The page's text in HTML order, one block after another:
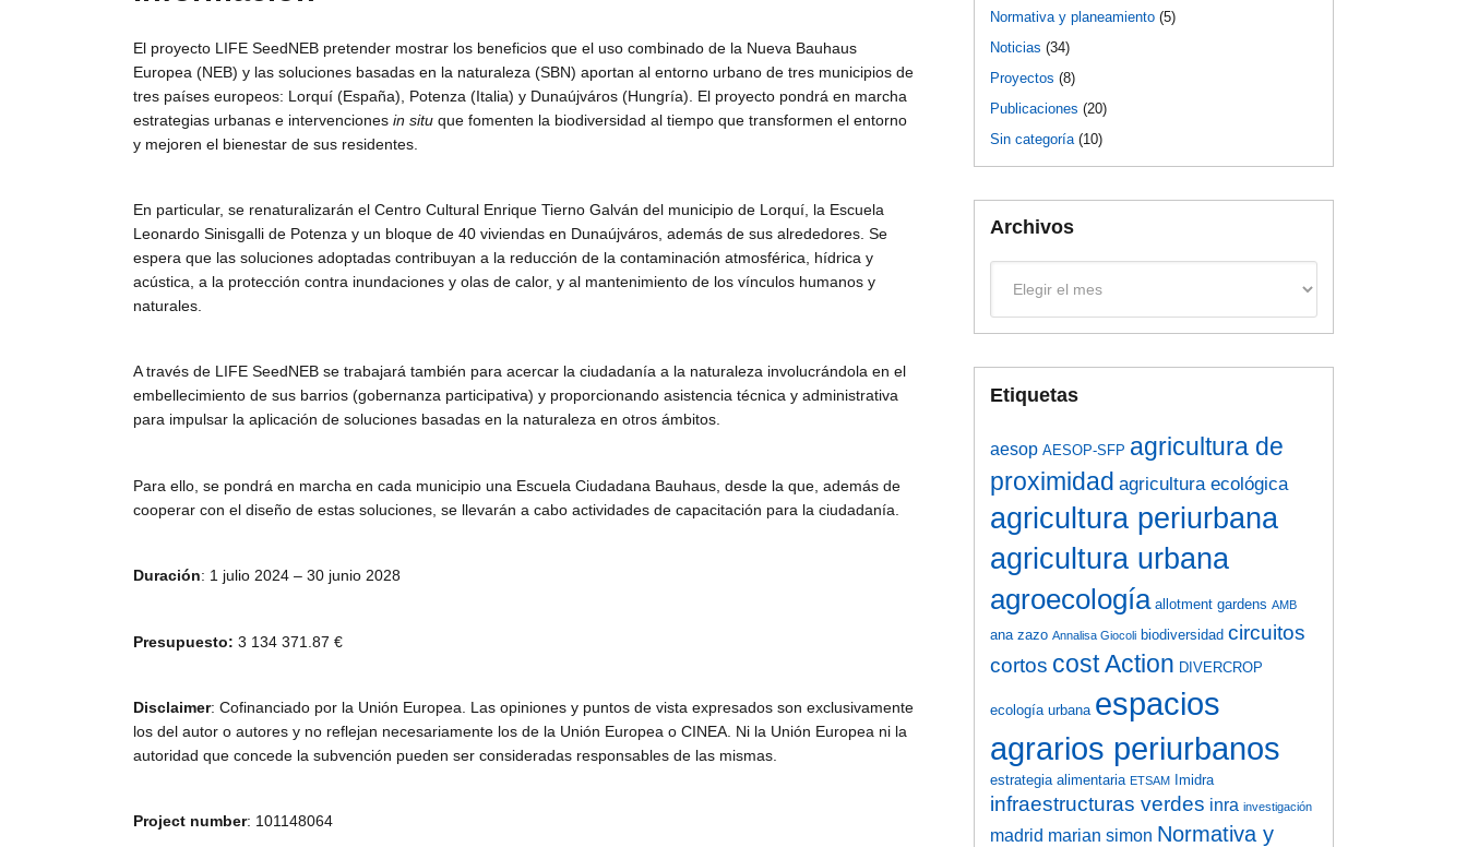
El proyecto LIFE SeedNEB pretender mostrar los beneficios que el uso combinado de la Nueva Bauhaus
Europea (NEB) y las soluciones basadas en la naturaleza (SBN) aportan al entorno urbano de tres municipios de
tres países europeos: Lorquí (España), Potenza (Italia) y Dunaújváros (Hungría). El proyecto pondrá en marcha
estrategias urbanas e intervenciones in situ que fomenten la biodiversidad al tiempo que transformen el entorno
y mejoren el bienestar de sus residentes.
En particular, se renaturalizarán el Centro Cultural Enrique Tierno Galván del municipio de Lorquí, la Escuela
Leonardo Sinisgalli de Potenza y un bloque de 40 viviendas en Dunaújváros, además de sus alrededores. Se
espera que las soluciones adoptadas contribuyan a la reducción de la contaminación atmosférica, hídrica y
acústica, a la protección contra inundaciones y olas de calor, y al mantenimiento de los vínculos humanos y
naturales.
A través de LIFE SeedNEB se trabajará también para acercar la ciudadanía a la naturaleza involucrándola en el
embellecimiento de sus barrios (gobernanza participativa) y proporcionando asistencia técnica y administrativa
para impulsar la aplicación de soluciones basadas en la naturaleza en otros ámbitos.
Para ello, se pondrá en marcha en cada municipio una Escuela Ciudadana Bauhaus, desde la que, además de
cooperar con el diseño de estas soluciones, se llevarán a cabo actividades de capacitación para la ciudadanía.
Duración: 1 julio 2024 – 30 junio 2028
Presupuesto: 3 134 371.87 €
Disclaimer: Cofinanciado por la Unión Europea. Las opiniones y puntos de vista expresados son exclusivamente
los del autor o autores y no reflejan necesariamente los de la Unión Europea o CINEA. Ni la Unión Europea ni la
autoridad que concede la subvención pueden ser consideradas responsables de las mismas.
Project number: 101148064
Normativa y planeamiento (5)
Noticias (34)
Proyectos (8)
Publicaciones (20)
Sin categoría(10)
Archivos
Etiquetas
aesop AESOP-SFP agricultura de
proximidad agricultura ecológica
agricultura periurbana
agricultura urbana
agroecología allotment gardens AMB
ana zazo Annalisa Giocoli biodiversidad circuitos
cortos cost Action DIVERCROP
ecología urbana espacios
agrarios periurbanos
estrategia alimentaria ETSAM Imidra
infraestructuras verdes inra investigación
madrid marian simon Normativa y